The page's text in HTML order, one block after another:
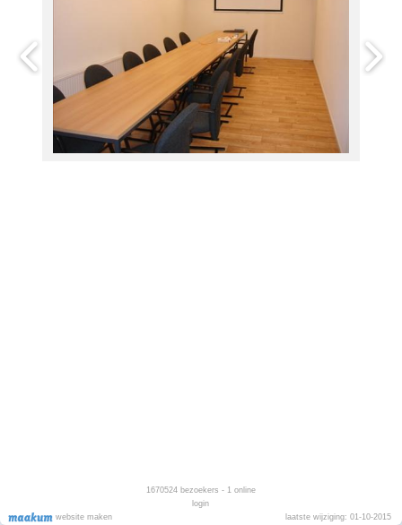
website maken
1670524bezoekers - 1 online
login
laatste wijziging: 01-10-2015